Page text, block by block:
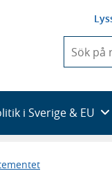
du
skriva
en
i Sverige & EU